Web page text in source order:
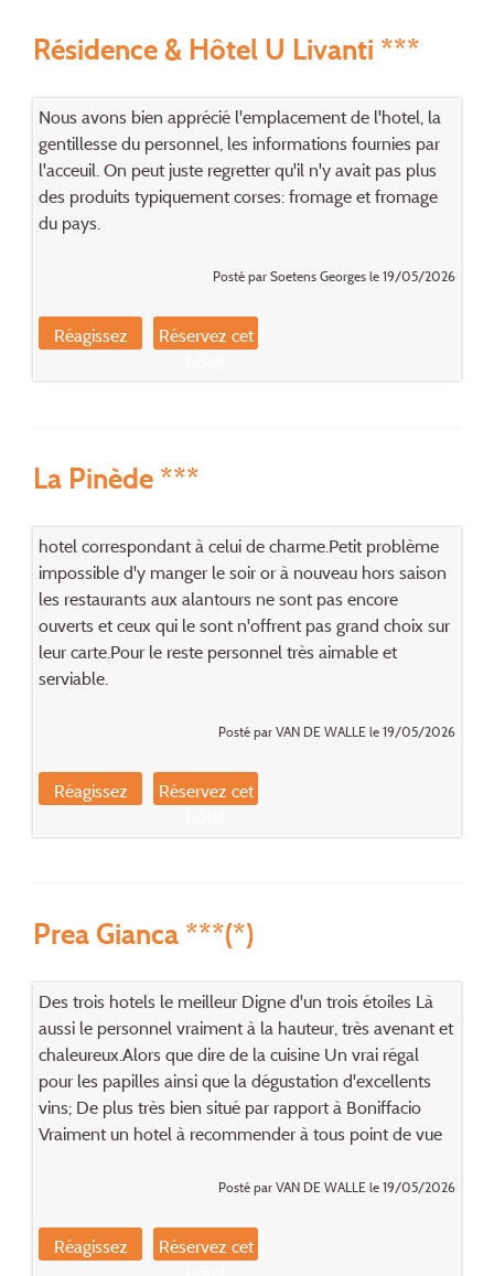
Résidence & Hôtel U Livanti ***
Nous avons bien apprécié l'emplacement de l'hotel, la
gentillesse du personnel, les informations fournies par
l'acceuil. On peut juste regretter qu'il n'y avait pas plus
des produits typiquement corses: fromage et fromage
du pays.
Posté par Soetens Georges le 19/05/2026
Réagissez
Réservez cet
La Pinède ***
hotel correspondant à celui de charme.Petit problème
impossible d'y manger le soir or à nouveau hors saison
les restaurants aux alantours ne sont pas encore
ouverts et ceux qui le sont n'offrent pas grand choix sur
leur carte.Pour le reste personnel très aimable et
serviable.
Posté par VAN DE WALLE le 19/05/2026
Réagissez
Réservez cet
Prea Gianca ***(*)
Des trois hotels le meilleur Digne d'un trois étoiles Là
aussi le personnel vraiment à la hauteur, très avenant et
chaleureux.Alors que dire de la cuisine Un vrai régal
pour les papilles ainsi que la dégustation d'excellents
vins; De plus très bien situé par rapport à Boniffacio
Vraiment un hotel à recommender à tous point de vue
Posté par VAN DE WALLE le 19/05/2026
Réagissez
Réservez cet